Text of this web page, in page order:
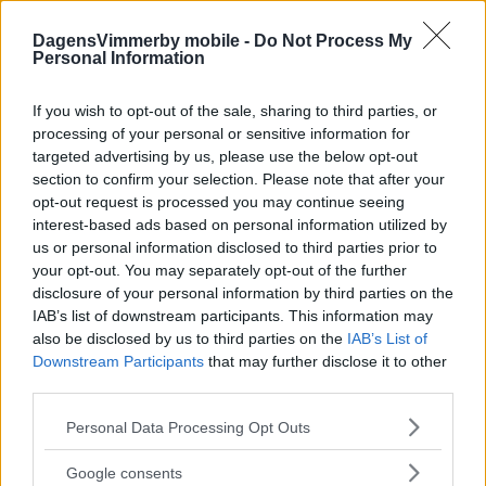
DagensVimmerby mobile - Do Not Process My
Personal Information
If you wish to opt-out of the sale, sharing to third parties, or
processing of your personal or sensitive information for
targeted advertising by us, please use the below opt-out
section to confirm your selection. Please note that after your
opt-out request is processed you may continue seeing
interest-based ads based on personal information utilized by
us or personal information disclosed to third parties prior to
your opt-out. You may separately opt-out of the further
disclosure of your personal information by third parties on the
IAB’s list of downstream participants. This information may
also be disclosed by us to third parties on the IAB’s List of
Downstream Participants that may further disclose it to other
Please note that this website/app uses one or more Google
not limited to your visit or usage behaviour. You may click to
Personal Data Processing Opt Outs
Google consents
naturreservat – "Ett 70-tal rödlistade
arter"
NYHETER 04 april 2024 16.00
Föreningslivet i blickfånget på nästa
utställning: "Så skoj att visa på den
stora kraft som finns"